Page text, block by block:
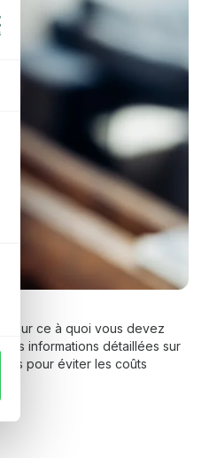
sur ce à quoi vous devez
informations détaillées sur
pour éviter les coûts